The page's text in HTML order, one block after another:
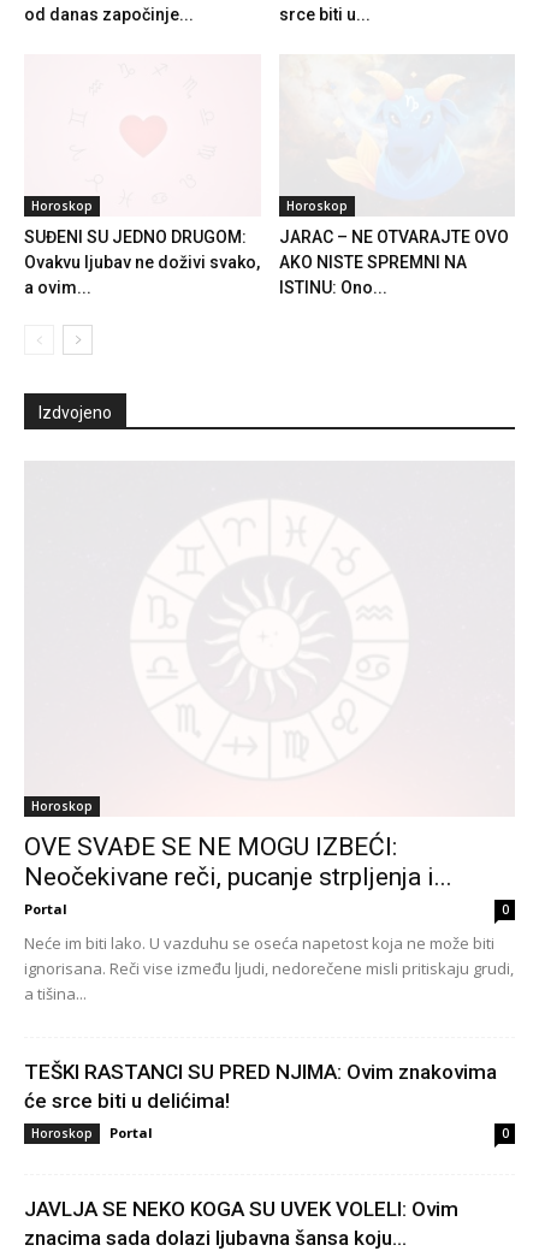
od danas započinje...
srce biti u...
Horoskop
SUĐENI SU JEDNO DRUGOM:
Ovakvu ljubav ne doživi svako,
a ovim...
Horoskop
JARAC – NE OTVARAJTE OVO
AKO NISTE SPREMNI NA
ISTINU: Ono...
Izdvojeno
Horoskop
OVE SVAĐE SE NE MOGU IZBEĆI:
Neočekivane reči, pucanje strpljenja i...
Portal 0
Neće im biti lako. U vazduhu se oseća napetost koja ne može biti
ignorisana. Reči vise između ljudi, nedorečene misli pritiskaju grudi,
a tišina...
TEŠKI RASTANCI SU PRED NJIMA: Ovim znakovima
će srce biti u delićima!
Horoskop Portal 0
JAVLJA SE NEKO KOGA SU UVEK VOLELI: Ovim
znacima sada dolazi ljubavna šansa koju...